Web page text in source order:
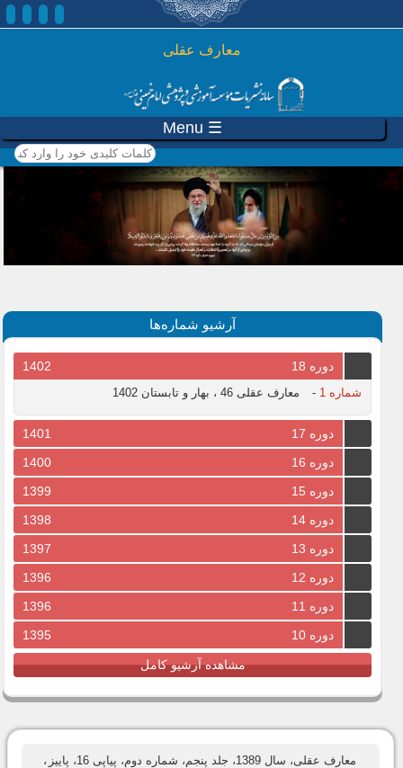
رفتن به محتوای اصلی
معارف عقلی
☰ Menu
کلمات کلیدی خود را وارد
کنید
آرشیو شماره‌ها
دوره 18 1402
شماره 1 - معارف عقلی 46 ، بهار و تابستان 1402
دوره 17
1401
دوره 16
1400
دوره 15
1399
دوره 14
1398
دوره 13
1397
دوره 12
1396
دوره 11
1396
دوره 10
1395
مشاهده آرشیو کامل
معارف عقلی، سال 1389، جلد پنجم، شماره دوم، پیاپی 16، پاییز
،